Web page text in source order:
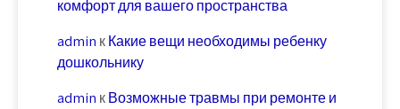
комфорт для вашего пространства
admin кКакие вещи необходимы ребенку
дошкольнику
admin кВозможные травмы при ремонте и